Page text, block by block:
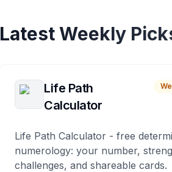
Latest Weekly
Life Path
Calculator
Life Path Calculator - free
numerology: your number,
challenges, and shareable cards.